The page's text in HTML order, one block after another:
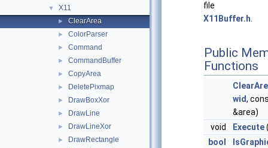
▼ X11
► ClearArea
► ColorParser
► Command
► CommandBuffer
► CopyArea
► DeletePixmap
► DrawBoxXor
► DrawLine
► DrawLineXor
► DrawRectangle
file
X11Buffer.h
Public
Functions
wid,
&area)
void
Execute
bool